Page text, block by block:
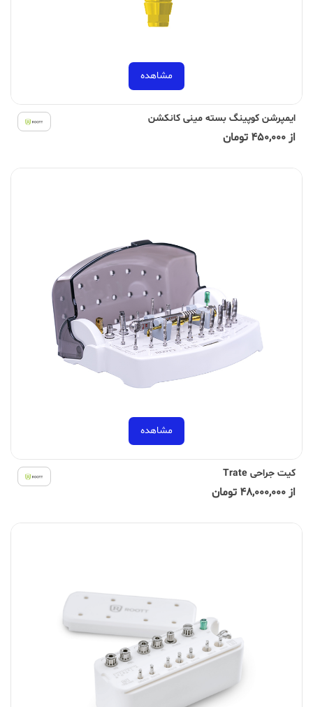
مشاهده
ایمپرشن کوپینگ بسته مینی کانکشن
از 450,000 تومان
مشاهده
کیت جراحی Trate
از 48,000,000 تومان